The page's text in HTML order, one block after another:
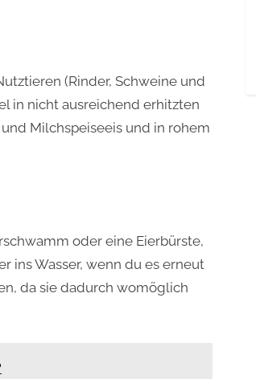
(Rinder, Schweine und
in nicht ausreichend erhitzten
Milchspeiseeis und in rohem
oder eine Eierbürste,
ins Wasser, wenn du es erneut
da sie dadurch womöglich